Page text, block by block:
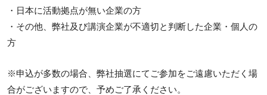
・日本に活動拠点が無い企業の方
・その他、弊社及び講演企業が不適切と判断した企業・個人の
方
※申込が多数の場合、弊社抽選にてご参加をご遠慮いただく場
合がございますので、予めご了承ください。